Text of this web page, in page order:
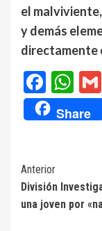
el
y demás
directamente
Share
de
entradas
Anterior
División
una joven por